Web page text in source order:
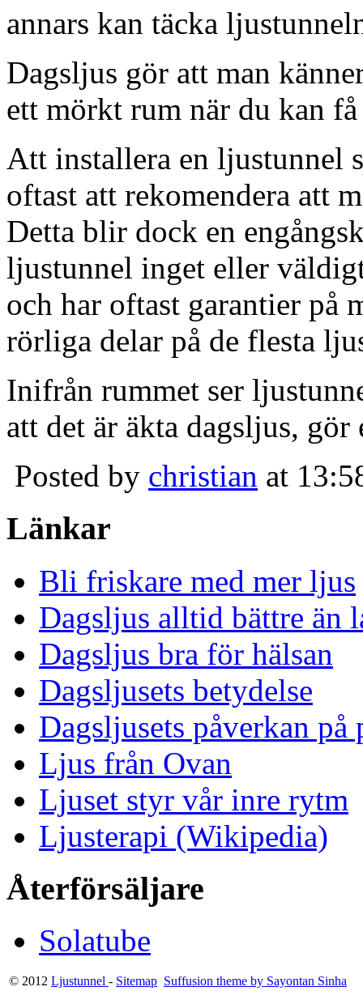
annars kan täcka
Dagsljus gör att man
ett mörkt rum när du kan
Att installera en ljustunnel
oftast att rekomendera att
Detta blir dock en
ljustunnel inget eller
och har oftast garantier på
rörliga delar på de flesta
Inifrån rummet ser
att det är äkta dagsljus,
Posted by christian at
Länkar
Bli friskare med mer ljus
Dagsljus alltid bättre än
Dagsljus bra för hälsan
Dagsljusets betydelse
Dagsljusets påverkan på
Ljus från Ovan
Ljuset styr vår inre rytm
Ljusterapi (Wikipedia)
Återförsäljare
Solatube
© 2012 Ljustunnel - Sitemap Suffusion theme by Sayontan Sinha